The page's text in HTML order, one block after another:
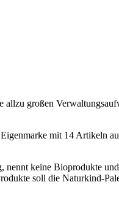
großen
mit 14 Artikeln
keine Bioprodukte
soll die Naturkind-